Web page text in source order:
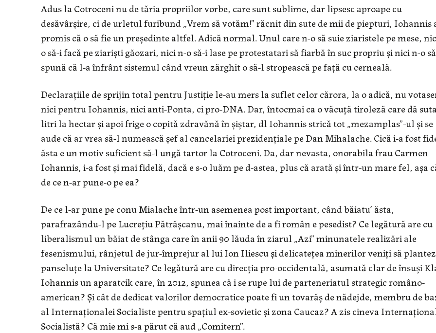
Adus la Cotroceni nu de tăria propriilor vorbe, care sunt sublime, dar lipsesc aproape cu
desăvârşire, ci de urletul furibund „Vrem să votăm!” răcnit din sute de mii de piepturi, Iohannis
promis că o să fie un preşedinte altfel. Adică normal. Unul care n-o să suie ziaristele pe mese,
o să-i facă pe ziarişti găozari, nici n-o să-i lase pe protestatari să fiarbă în suc propriu şi nici n-o să
spună că l-a înfrânt sistemul când vreun zărghit o să-l stropească pe faţă cu cerneală.
Declaraţiile de sprijin total pentru Justiţie le-au mers la suflet celor cărora, la o adică, nu
nici pentru Iohannis, nici anti-Ponta, ci pro-DNA. Dar, întocmai ca o văcuţă tiroleză care dă
litri la hectar şi apoi frige o copită zdravănă în şiştar, dl Iohannis strică tot „mezamplas”-ul şi se
aude că ar vrea să-l numească şef al cancelariei prezidenţiale pe Dan Mihalache. Cică i-a fost
ăsta e un motiv suficient să-l ungă tartor la Cotroceni. Da, dar nevasta, onorabila frau Carmen
Iohannis, i-a fost şi mai fidelă, dacă e s-o luăm pe d-astea, plus că arată şi într-un mare fel, aşa
de ce n-ar pune-o pe ea?
De ce l-ar pune pe conu Mialache într-un asemenea post important, când băiatu’ ăsta,
parafrazându-l pe Lucreţiu Pătrăşcanu, mai înainte de a fi român e pesedist? Ce legătură are cu
liberalismul un băiat de stânga care în anii 90 lăuda în ziarul „Azi” minunatele realizări ale
fesenismului, rânjetul de jur-împrejur al lui Ion Iliescu şi delicateţea minerilor veniţi să
panseluţe la Universitate? Ce legătură are cu direcţia pro-occidentală, asumată clar de însuşi
Iohannis un aparatcik care, în 2012, spunea că i se rupe lui de parteneriatul strategic româno-
american? Şi cât de dedicat valorilor democratice poate fi un tovarăş de nădejde, membru de
al Internaţionalei Socialiste pentru spaţiul ex-sovietic şi zona Caucaz? A zis cineva
Socialistă? Că mie mi s-a părut că aud „Comitern”.